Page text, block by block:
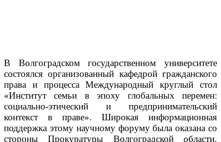
В Волгоградском государственном университете
состоялся организованный кафедрой гражданского
права и процесса Международный круглый стол
«Институт семьи в эпоху глобальных перемен:
социально-этический и предпринимательский
контекст в праве». Широкая информационная
поддержка этому научному форуму была оказана со
стороны Прокуратуры Волгоградской области,